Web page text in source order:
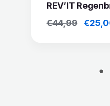
REV’IT
€44,99 €